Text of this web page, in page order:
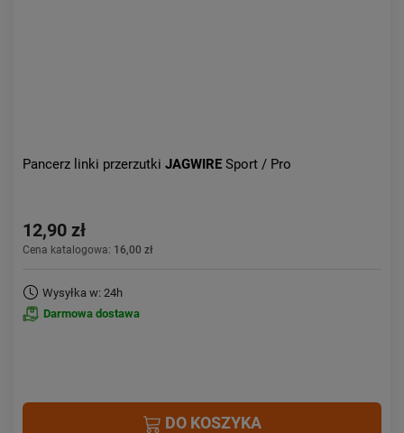
Pancerz linki przerzutki JAGWIRE Sport / Pro
12,90 zł
Cena katalogowa: 16,00 zł
Wysyłka w: 24h
Darmowa dostawa
DO KOSZYKA